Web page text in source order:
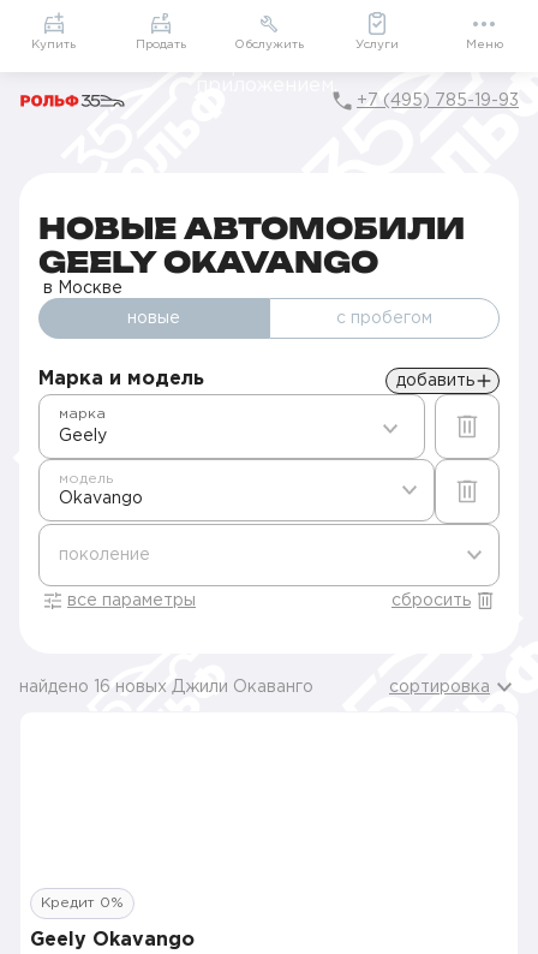
Приложение
Мой РОЛЬФ
Подарки внутри
+7 (495) 785-19-93
НОВЫЕ АВТОМОБИЛИ
GEELY OKAVANGO
в Москве
новые с пробегом
Марка и модель добавить
Geely
марка
Okavango
модель
поколение
все параметры сбросить
найдено 16 новых Джили Окаванго сортировка
Кредит 0%
Geely Okavango
Купить Продать Обслужить Услуги Меню